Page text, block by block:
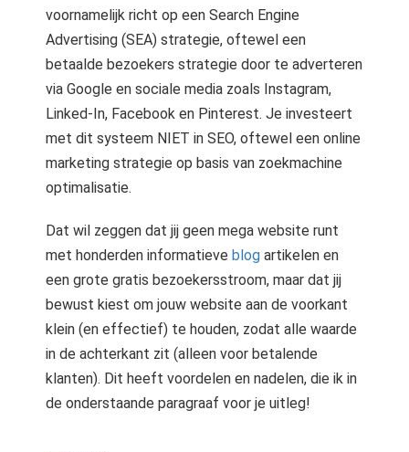
voornamelijk richt op een Search Engine
Advertising (SEA) strategie, oftewel een
betaalde bezoekers strategie door te adverteren
via Google en sociale media zoals Instagram,
Linked-In, Facebook en Pinterest. Je investeert
met dit systeem NIET in SEO, oftewel een online
marketing strategie op basis van zoekmachine
optimalisatie.
Dat wil zeggen dat jij geen mega website runt
met honderden informatieve blog artikelen en
een grote gratis bezoekersstroom, maar dat jij
bewust kiest om jouw website aan de voorkant
klein (en effectief) te houden, zodat alle waarde
in de achterkant zit (alleen voor betalende
klanten). Dit heeft voordelen en nadelen, die ik in
de onderstaande paragraaf voor je uitleg!